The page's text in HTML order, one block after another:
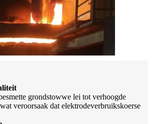
grondstowwe lei tot verhoogde
veroorsaak dat elektrodeverbruikskoerse